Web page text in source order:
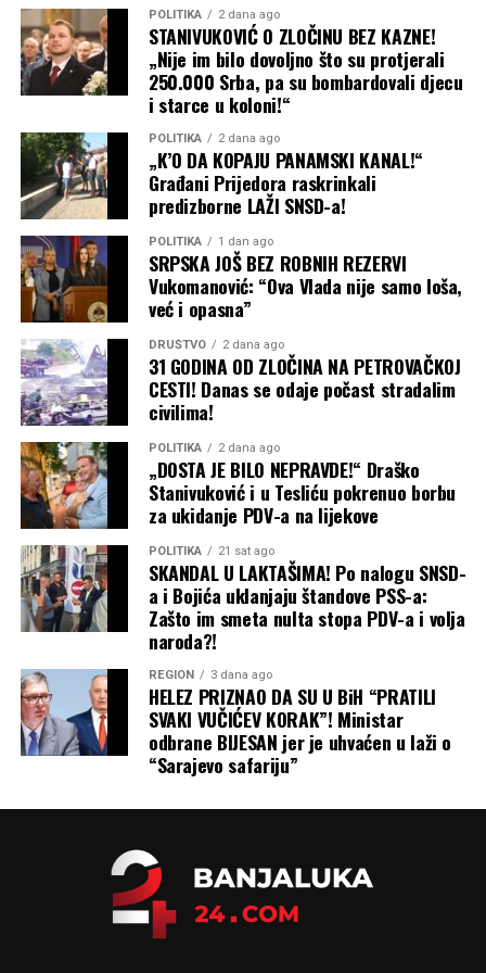
(BN) Foto: BN
POLITIKA 2 dana ago
STANIVUKOVIĆ O ZLOČINU BEZ KAZNE!
„Nije im bilo dovoljno što su protjerali
250.000 Srba, pa su bombardovali djecu
i starce u koloni!“
POLITIKA 2 dana ago
„K’O DA KOPAJU PANAMSKI KANAL!“
Građani Prijedora raskrinkali
predizborne LAŽI SNSD-a!
POLITIKA 1 dan ago
SRPSKA JOŠ BEZ ROBNIH REZERVI
Vukomanović: “Ova Vlada nije samo loša,
već i opasna”
DRUŠTVO 2 dana ago
31 GODINA OD ZLOČINA NA PETROVAČKOJ
CESTI! Danas se odaje počast stradalim
civilima!
POLITIKA 2 dana ago
„DOSTA JE BILO NEPRAVDE!“ Draško
Stanivuković i u Tesliću pokrenuo borbu
za ukidanje PDV-a na lijekove
POLITIKA 21 sat ago
SKANDAL U LAKTAŠIMA! Po nalogu SNSD-
a i Bojića uklanjaju štandove PSS-a:
Zašto im smeta nulta stopa PDV-a i volja
naroda?!
REGION 3 dana ago
HELEZ PRIZNAO DA SU U BiH “PRATILI
SVAKI VUČIĆEV KORAK”! Ministar
odbrane BIJESAN jer je uhvaćen u laži o
“Sarajevo safariju”